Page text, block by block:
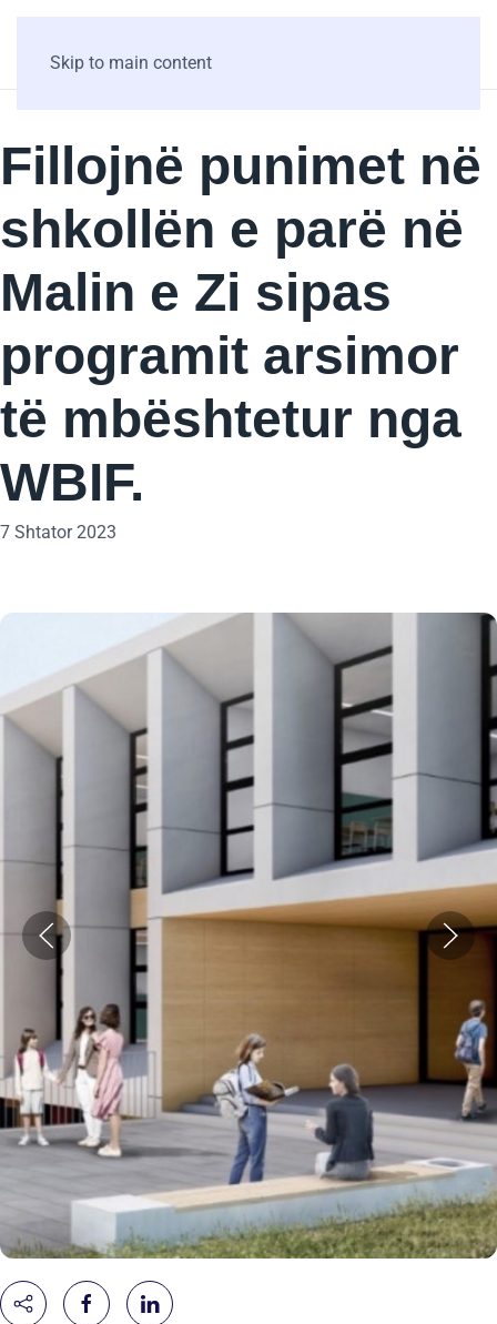
Skip to main content
Fillojnë punimet në
shkollën e parë në
Malin e Zi sipas
programit arsimor
të mbështetur nga
WBIF.
7 Shtator 2023